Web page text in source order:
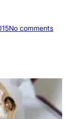
No commentso
r